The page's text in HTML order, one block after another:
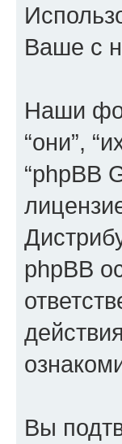
Ваше с
Наши
“они”,
“phpBB
phpBB
Вы